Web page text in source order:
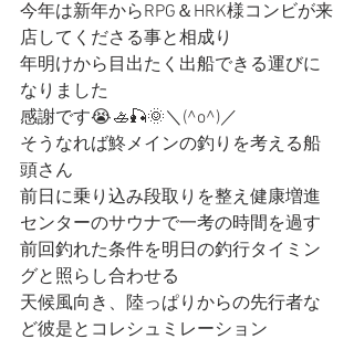
今年は新年からRPG＆HRK様コンビが来
店してくださる事と相成り
年明けから目出たく出船できる運びに
なりました
感謝です😭🚣🎣🌞＼(^o^)／
そうなれば鮗メインの釣りを考える船
頭さん
前日に乗り込み段取りを整え健康増進
センターのサウナで一考の時間を過す
前回釣れた条件を明日の釣行タイミン
グと照らし合わせる
天候風向き、陸っぱりからの先行者な
ど彼是とコレシュミレーション